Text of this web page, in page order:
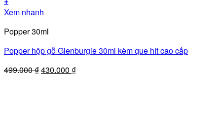
Xem nhanh
Popper 30ml
Popper hộp gỗ Glenburgie 30ml kèm que hít cao cấp
499.000₫Giá
430.000 ₫Giá